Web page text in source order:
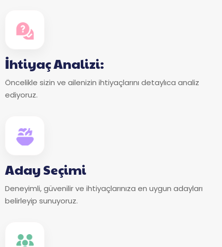
İhtiyaç Analizi:
Öncelikle sizin ve ailenizin ihtiyaçlarını detaylıca analiz
ediyoruz.
Aday Seçimi
Deneyimli, güvenilir ve ihtiyaçlarınıza en uygun adayları
belirleyip sunuyoruz.